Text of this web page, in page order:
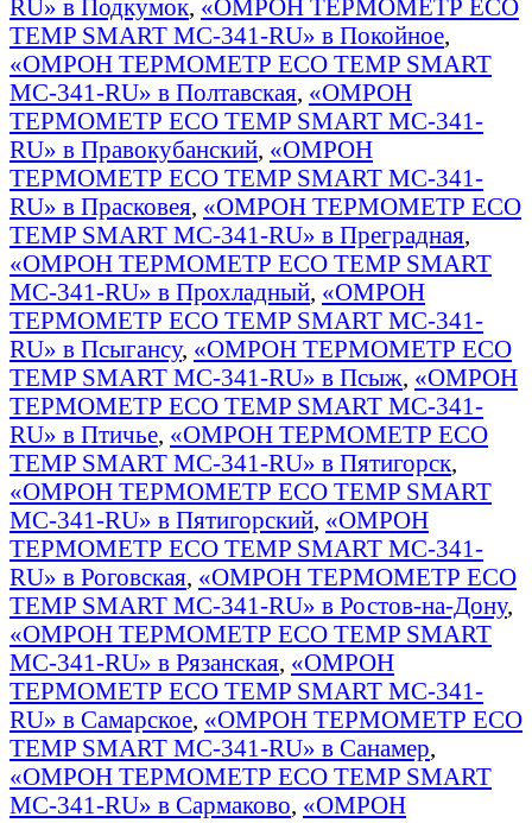
RU» в Подкумок, «ОМРОН ТЕРМОМЕТР ECO
TEMP SMART MC-341-RU» в Покойное,
«ОМРОН ТЕРМОМЕТР ECO TEMP SMART
MC-341-RU» в Полтавская, «ОМРОН
ТЕРМОМЕТР ECO TEMP SMART MC-341-
RU» в Правокубанский, «ОМРОН
ТЕРМОМЕТР ECO TEMP SMART MC-341-
RU» в Прасковея, «ОМРОН ТЕРМОМЕТР ECO
TEMP SMART MC-341-RU» в Преградная,
«ОМРОН ТЕРМОМЕТР ECO TEMP SMART
MC-341-RU» в Прохладный, «ОМРОН
ТЕРМОМЕТР ECO TEMP SMART MC-341-
RU» в Псыгансу, «ОМРОН ТЕРМОМЕТР ECO
TEMP SMART MC-341-RU» в Псыж, «ОМРОН
ТЕРМОМЕТР ECO TEMP SMART MC-341-
RU» в Птичье, «ОМРОН ТЕРМОМЕТР ECO
TEMP SMART MC-341-RU» в Пятигорск,
«ОМРОН ТЕРМОМЕТР ECO TEMP SMART
MC-341-RU» в Пятигорский, «ОМРОН
ТЕРМОМЕТР ECO TEMP SMART MC-341-
RU» в Роговская, «ОМРОН ТЕРМОМЕТР ECO
TEMP SMART MC-341-RU» в Ростов-на-Дону,
«ОМРОН ТЕРМОМЕТР ECO TEMP SMART
MC-341-RU» в Рязанская, «ОМРОН
ТЕРМОМЕТР ECO TEMP SMART MC-341-
RU» в Самарское, «ОМРОН ТЕРМОМЕТР ECO
TEMP SMART MC-341-RU» в Санамер,
«ОМРОН ТЕРМОМЕТР ECO TEMP SMART
MC-341-RU» в Сармаково, «ОМРОН